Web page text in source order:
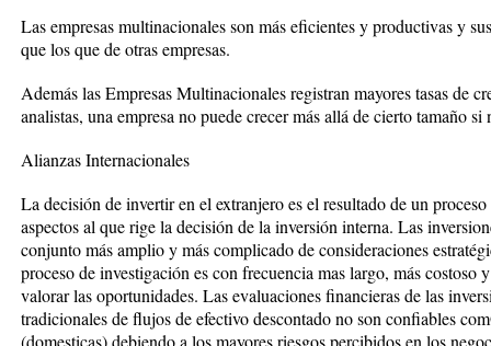
Las empresas multinacionales son más eficientes y productivas y
que los que de otras empresas.
Además las Empresas Multinacionales registran mayores tasas de
analistas, una empresa no puede crecer más allá de cierto tamaño
Alianzas Internacionales
La decisión de invertir en el extranjero es el resultado de un
aspectos al que rige la decisión de la inversión interna. Las
conjunto más amplio y más complicado de consideraciones
proceso de investigación es con frecuencia mas largo, más
valorar las oportunidades. Las evaluaciones financieras de las
tradicionales de flujos de efectivo descontado no son confiables
(domesticas) debiendo a los mayores riesgos percibidos en los